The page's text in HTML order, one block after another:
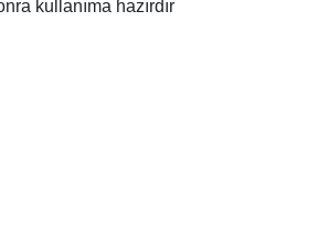
kullanıma hazırdır